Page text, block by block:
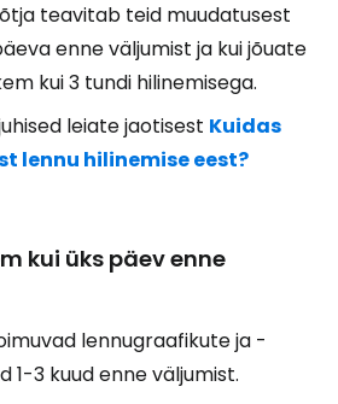
teavitab teid muudatusest
enne väljumist ja kui jõuate
kui 3 tundi hilinemisega.
leiate jaotisest Kuidas
lennu hilinemise eest?
kui üks päev enne
lennugraafikute ja -
1-3 kuud enne väljumist.